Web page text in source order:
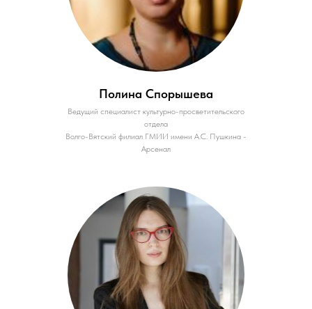
Полина Спорышева
Ведущий специалист культурно-просветительского
отдела
Волго-Вятский филиал ГМИИ имени А.С. Пушкина -
Арсенал